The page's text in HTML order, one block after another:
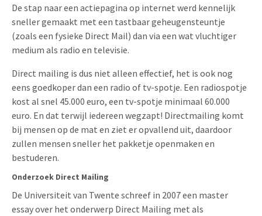
De stap naar een actiepagina op internet werd kennelijk
sneller gemaakt met een tastbaar geheugensteuntje
(zoals een fysieke Direct Mail) dan via een wat vluchtiger
medium als radio en televisie.
Direct mailing is dus niet alleen effectief, het is ook nog
eens goedkoper dan een radio of tv-spotje. Een radiospotje
kost al snel 45.000 euro, een tv-spotje minimaal 60.000
euro. En dat terwijl iedereen wegzapt! Directmailing komt
bij mensen op de mat en ziet er opvallend uit, daardoor
zullen mensen sneller het pakketje openmaken en
bestuderen.
Onderzoek Direct Mailing
De Universiteit van Twente schreef in 2007 een master
essay over het onderwerp Direct Mailing met als
Tabkaarten
Budget kaarten
Alle producten
Duurzame Marketing
Marketing voor Scholen
Food Marketing
Brochure downloaden